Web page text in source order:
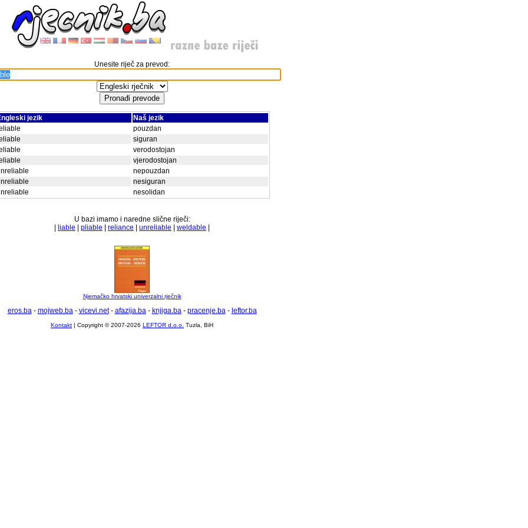
Unesite riječ za prevod:
jezik
Naš jezik
pouzdan
siguran
verodostojan
vjerodostojan
nepouzdan
nesiguran
nesolidan
U bazi imamo i naredne slične riječi:
liable pliable reliance unreliable weldable
Njemačko hrvatski univerzalni rječnik
eros.ba- mojweb.ba- vicevi.net- afazija.ba- knjiga.ba- pracenje.ba- leftor.ba
Kontakt | Copyright © 2007-2026 LEFTOR d.o.o. Tuzla, BiH